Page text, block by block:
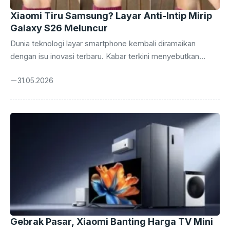
Xiaomi Tiru Samsung? Layar Anti-Intip Mirip
Galaxy S26 Meluncur
Dunia teknologi layar smartphone kembali diramaikan
dengan isu inovasi terbaru. Kabar terkini menyebutkan
tengah sibuk mempersiapkan sebuah fitur revolusioner
Galaxy S26 Ultra. Inovasi ini diprediksi akan menjadi salah
satu terobosan utama dalam pembaruan sistem operasi
teranyar mereka, HyperOS 4. Jika bocoran ini benar adanya,
maka persaingan di pasar smartphone premium akan
semakin memanas. Fitur layar anti-intip bukan lagi sekadar
angan-angan, ...
31.05.2026
Gebrak Pasar, Xiaomi Banting Harga TV Mini